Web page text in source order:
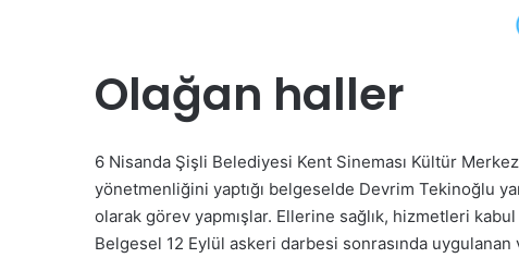
Olağan haller
6 Nisanda Şişli Belediyesi Kent Sineması Kültür
yönetmenliğini yaptığı belgeselde Devrim Tekinoğlu
olarak görev yapmışlar. Ellerine sağlık, hizmetleri
Belgesel 12 Eylül askeri darbesi sonrasında